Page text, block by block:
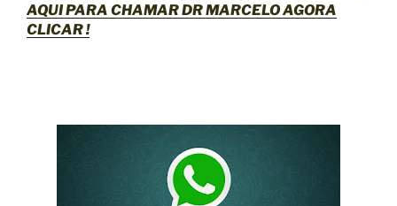
AQUIPARA CHAMAR DR MARCELO AGORA
CLICAR !